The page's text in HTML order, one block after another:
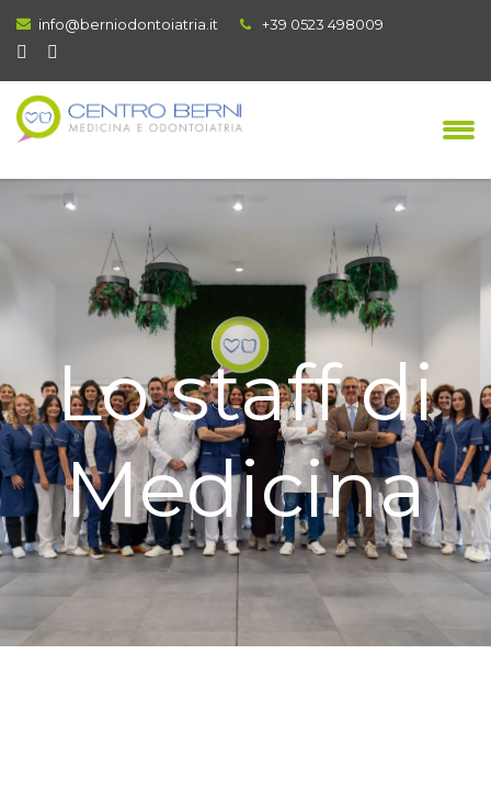
info@berniodontoiatria.it +39 0523 498009
Lo staff di
Medicina